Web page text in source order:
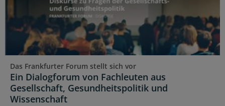
Das Frankfurter Forum stellt sich vor
Ein Dialogforum von Fachleuten aus
Gesellschaft, Gesundheitspolitik und
Wissenschaft